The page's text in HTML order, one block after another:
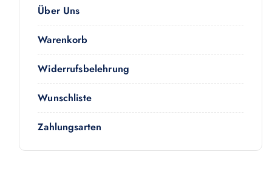
Über Uns
Warenkorb
Widerrufsbelehrung
Wunschliste
Zahlungsarten